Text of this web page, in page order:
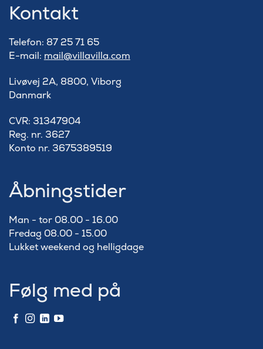
Kontakt
Telefon: 87 25 71 65
E-mail: mail@villavilla.com
Livøvej 2A, 8800, Viborg
Danmark
​CVR: 31347904
Reg. nr. 3627
Konto nr. 3675389519
Åbningstider
Man - tor 08.00 - 16.00
Fredag 08.00 - 15.00
Lukket weekend og helligdage
Følg med på